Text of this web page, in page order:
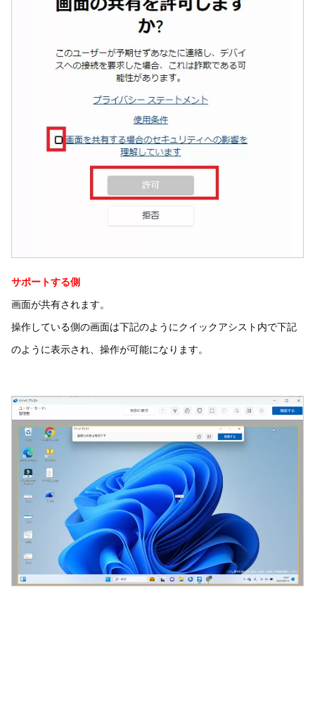
サポートする側
画面が共有されます。
操作している側の画面は下記のようにクイックアシスト内で下記
のように表示され、操作が可能になります。